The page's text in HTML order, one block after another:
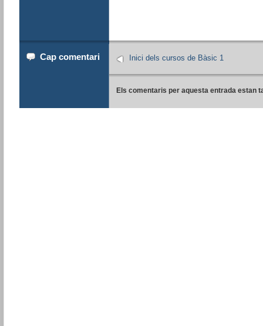
Cap comentari Inici dels cursos de Bàsic 1
Els comentaris per aquesta entrada estan